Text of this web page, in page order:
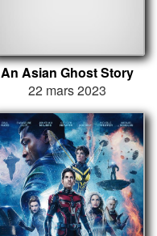
An Asian Ghost Story
22 mars 2023